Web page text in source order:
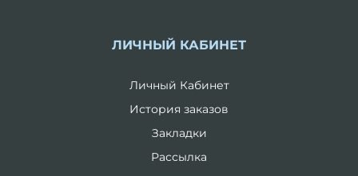
ЛИЧНЫЙ КАБИНЕТ
Личный Кабинет
История заказов
Закладки
Рассылка